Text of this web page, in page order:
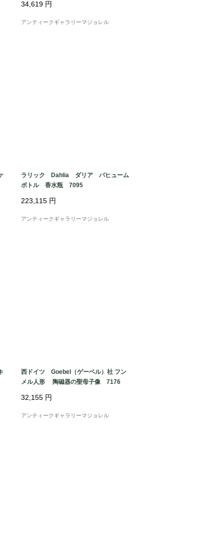
34,619 円
アンティークギャラリーマジョレル
ラリック Dahlia ダリア パヒューム
ボトル 香水瓶 7095
223,115 円
アンティークギャラリーマジョレル
西ドイツ Goebel（ゲーベル）社 フン
メル人形 陶磁器の聖母子像 7176
32,155 円
アンティークギャラリーマジョレル